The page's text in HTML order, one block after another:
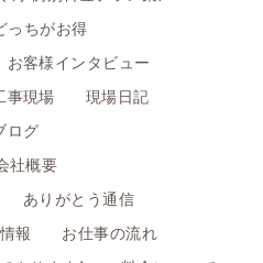
っちがお得
お客様インタビュー
事現場
現場日記
ログ
社概要
ありがとう通信
報
お仕事の流れ